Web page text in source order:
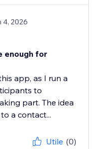
4, 2026
enough for
app, as I run a
to
part. The idea
a contact...
Utile (0)